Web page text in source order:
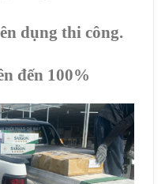
dụng thi công.
đến 100%